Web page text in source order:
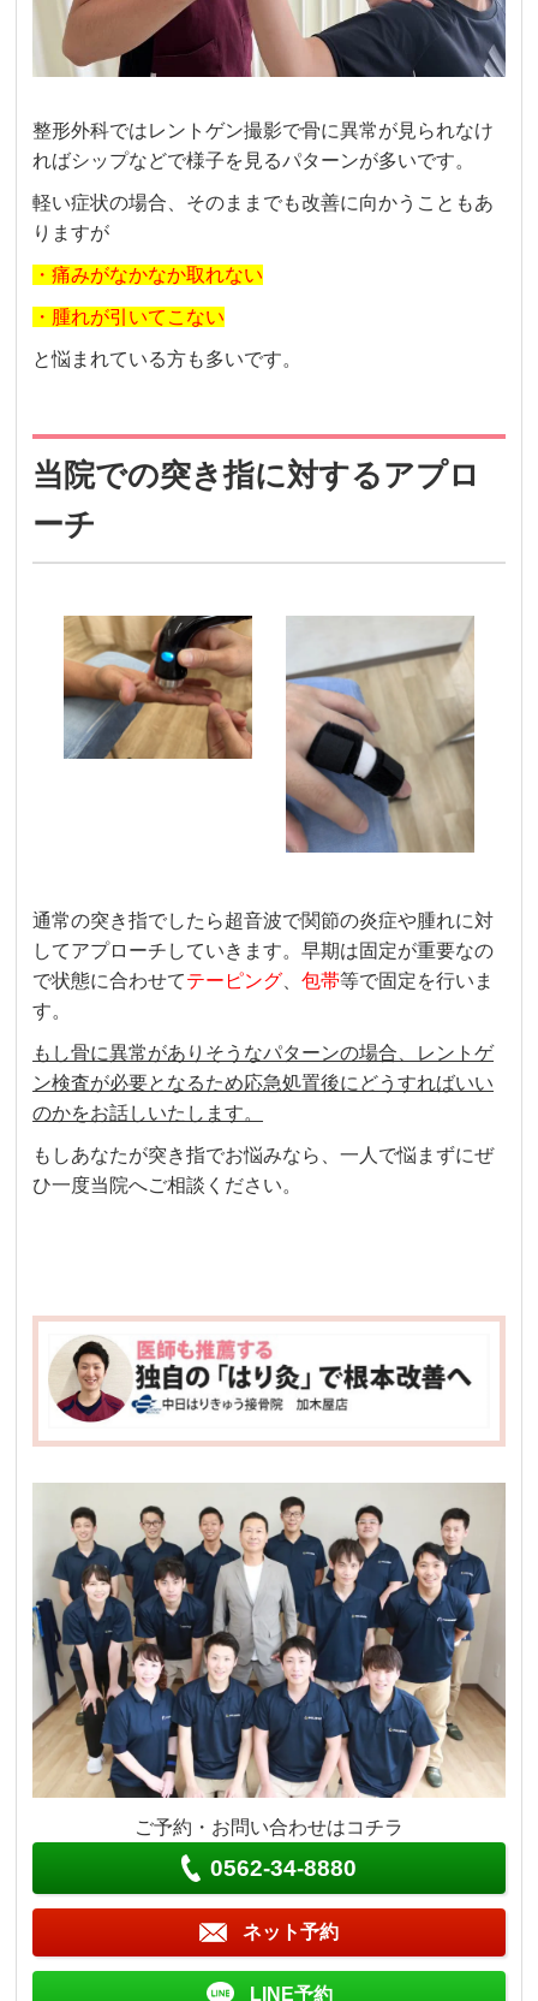
整形外科ではレントゲン撮影で骨に異常が見られなけ
ればシップなどで様子を見るパターンが多いです。
軽い症状の場合、そのままでも改善に向かうこともあ
りますが
・痛みがなかなか取れない
・腫れが引いてこない
と悩まれている方も多いです。
当院での突き指に対するアプロ
ーチ
通常の突き指でしたら超音波で関節の炎症や腫れに対
してアプローチしていきます。早期は固定が重要なの
で状態に合わせてテーピング 、包帯等で固定を行いま
す。
もし骨に異常がありそうなパターンの場合、レントゲ
ン検査が必要となるため応急処置後にどうすればいい
のかをお話しいたします。
もしあなたが突き指でお悩みなら、一人で悩まずにぜ
ひ一度当院へご相談ください。
ご予約・お問い合わせはコチラ
0562-34-8880
ネット予約
LINE予約